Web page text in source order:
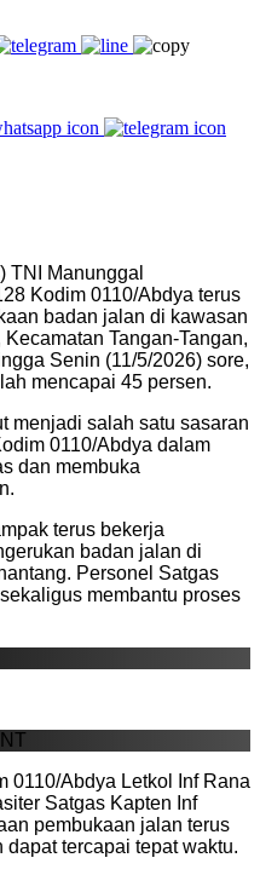
TNI Manunggal
Kodim 0110/Abdya terus
badan jalan di kawasan
Tangan-Tangan,
Senin (11/5/2026) sore,
mencapai 45 persen.
menjadi salah satu sasaran
0110/Abdya dalam
dan membuka
terus bekerja
badan jalan di
Personel Satgas
membantu proses
0110/Abdya Letkol Inf Rana
Satgas Kapten Inf
pembukaan jalan terus
tercapai tepat waktu.